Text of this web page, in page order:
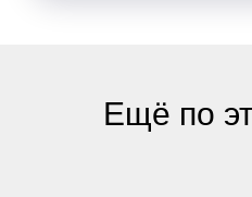
Ещё по